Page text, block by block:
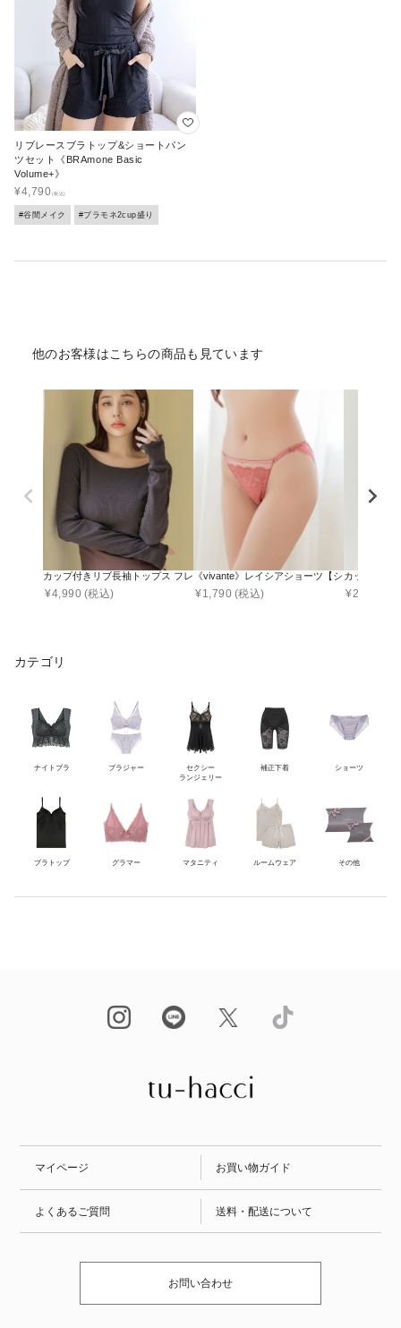
リブレースブラトップ&ショートパン
ツセット《BRAmone Basic
Volume+》
¥4,790
#谷間メイク #ブラモネ2cup盛り
他のお客様はこちらの商品も見ています
カップ付きリブ長袖トップス フレア/メロウ袖《BRAmone Fashion Glamorous》
¥4,990 (税込)
《vivante》レイシアショーツ【ショーツ単品】
¥1,790 (税込)
カップ付き
¥2,990
カテゴリ
ナイトブラ ブラジャー
セクシー
ランジェリー
補正下着 ショーツ
ブラトップ グラマー マタニティ ルームウェア その他
マイページ お買い物ガイド
よくあるご質問 送料・配送について
お問い合わせ